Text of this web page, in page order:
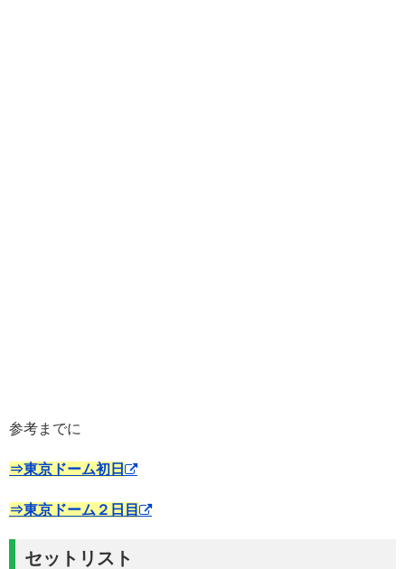
参考までに
⇒東京ドーム初日
⇒東京ドーム２日目
セットリスト